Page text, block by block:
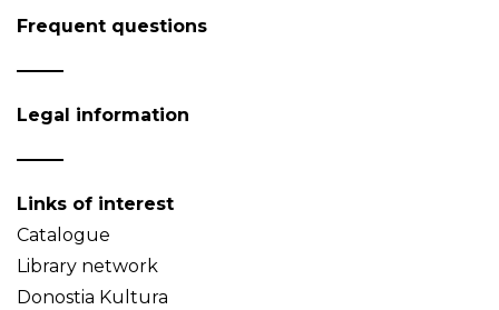
Frequent questions
Legal information
Links of interest
Catalogue
Library network
Donostia Kultura